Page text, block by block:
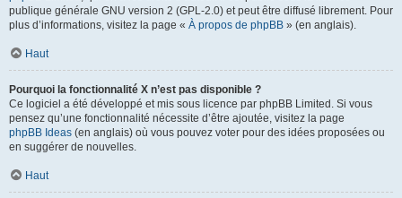
publique générale GNU version 2 (GPL-2.0) et peut être diffusé librement. Pour
plus d’informations, visitez la page « À propos de phpBB » (en anglais).
Haut
Pourquoi la fonctionnalité X n’est pas disponible ?
Ce logiciel a été développé et mis sous licence par phpBB Limited. Si vous
pensez qu’une fonctionnalité nécessite d’être ajoutée, visitez la page
phpBB Ideas (en anglais) où vous pouvez voter pour des idées proposées ou
en suggérer de nouvelles.
Haut